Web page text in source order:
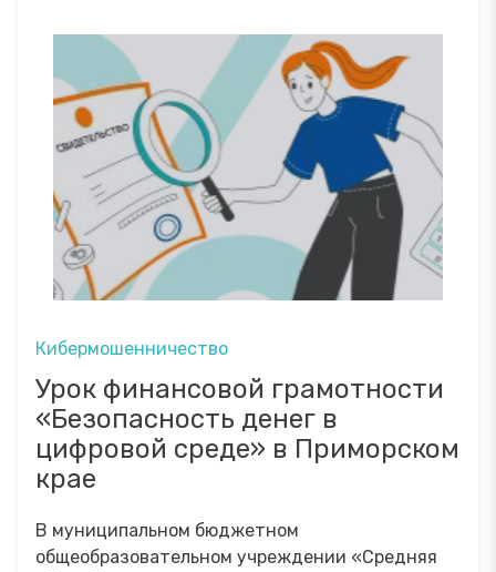
Кибермошенничество
Урок финансовой грамотности
«Безопасность денег в
цифровой среде» в Приморском
крае
В муниципальном бюджетном
общеобразовательном учреждении «Средняя